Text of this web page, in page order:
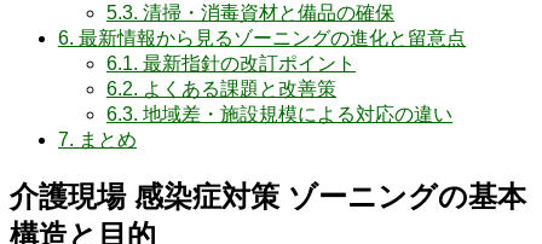
5.3. 清掃・消毒資材と備品の確保
6. 最新情報から見るゾーニングの進化と留意点
6.1. 最新指針の改訂ポイント
6.2. よくある課題と改善策
6.3. 地域差・施設規模による対応の違い
7. まとめ
介護現場 感染症対策 ゾーニングの基本
構造と目的